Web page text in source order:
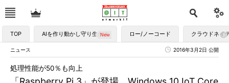
TOP AIを作り動かし守り生かす ロー/ノーコード クラウドネイ
ニュース 2016年3月2日 公開
処理性能が50％も向上